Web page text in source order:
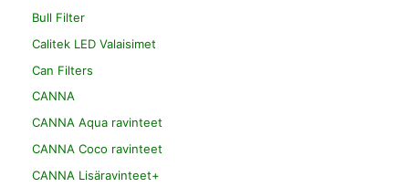
Bull Filter
Calitek LED Valaisimet
Can Filters
CANNA
CANNA Aqua ravinteet
CANNA Coco ravinteet
CANNA Lisäravinteet+